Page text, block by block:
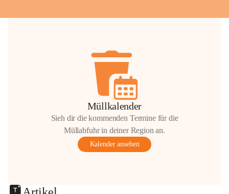
Müllkalender
Sieh dir die kommenden Termine für die
Müllabfuhr in deiner Region an.
Kalender ansehen